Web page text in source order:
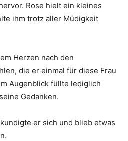
Rose hielt ein kleines
ihm trotz aller Müdigkeit
Herzen nach den
die er einmal für diese Frau
Augenblick füllte lediglich
Gedanken.
er sich und blieb etwas